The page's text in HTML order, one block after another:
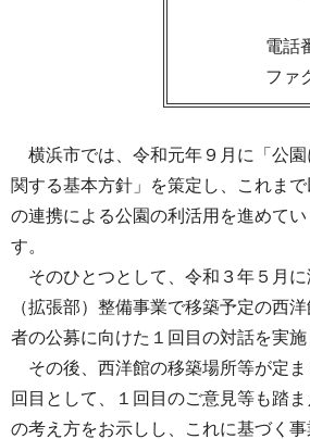
電話
ファ
横浜市では、令和元年９月に「公園
関する基本方針」を策定し、これま
の連携による公園の利活用を進めてい
す。
そのひとつとして、令和３年５月に
（拡張部）整備事業で移築予定の西
者の公募に向けた１回目の対話を実施
その後、西洋館の移築場所等が定ま
回目として、１回目のご意見等も踏ま
の考え方をお示しし、これに基づく